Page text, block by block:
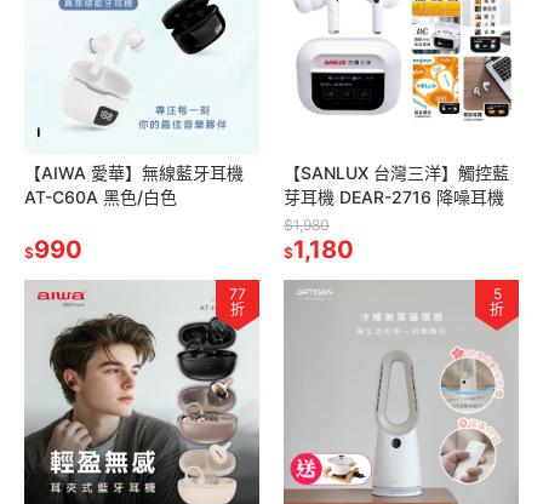
【AIWA 愛華】無線藍牙耳機
AT-C60A 黑色/白色
$990
【SANLUX 台灣三洋】觸控藍
芽耳機 DEAR-2716 降噪耳機
$1,980
$1,180
77
折
5
折